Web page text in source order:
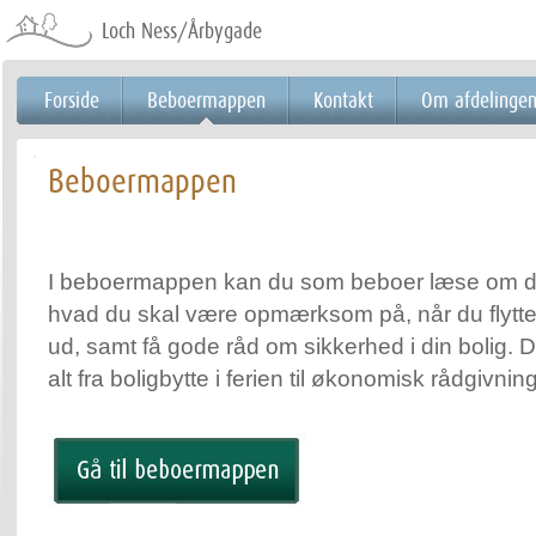
indhold
Videre
menunavigation
Loch Ness/Årbygade
Forside Beboermappen Kontakt Om afdelingen
Beboermappen
I beboermappen kan du som beboer læse om
hvad du skal være opmærksom på, når du
ud, samt få gode råd om sikkerhed i din bolig.
alt fra boligbytte i ferien til økonomisk